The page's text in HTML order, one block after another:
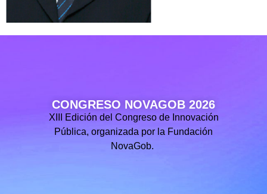
CONGRESO NOVAGOB 2026
XIII Edición del Congreso de Innovación
Pública, organizada por la Fundación
NovaGob.